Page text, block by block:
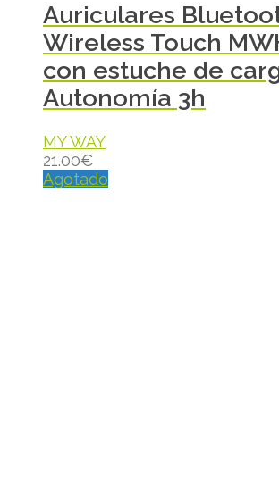
Auriculares
Wireless Touch
con estuche de
Autonomía 3h
MY WAY
21.00€
Agotado